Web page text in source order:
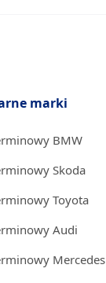
marki
BMW
Skoda
Toyota
Audi
Mercedes